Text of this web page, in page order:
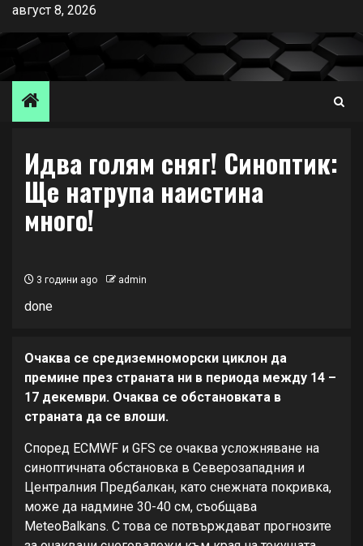
Skip
content
август 8, 2026
Идва голям сняг! Синоптик:
Ще натрупа наистина
много!
3 години ago admin
done
Очаква се средиземноморски циклон да
премине през страната ни в периода между 14 –
17 декември. Очаква се обстановката в
страната да се влоши.
Според ECMWF и GFS се очаква усложняване на
синоптичната обстановка в Северозападния и
Централния Предбалкан, като снежната покривка,
може да надмине 30-40 см, съобщава
MeteoBalkans. С това се потвърждават прогнозите